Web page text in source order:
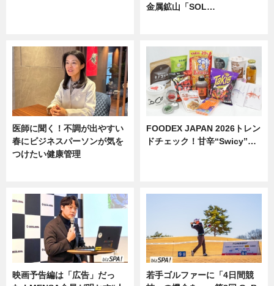
金属鉱山「SOL…
医師に聞く！不調が出やすい
春にビジネスパーソンが気を
つけたい健康管理
FOODEX JAPAN 2026トレン
ドチェック！甘辛“Swicy”…
映画予告編は「広告」だっ
若手ゴルファーに「4日間競